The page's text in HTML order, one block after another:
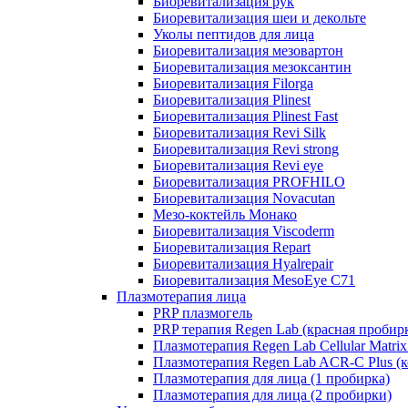
Биоревитализация шеи и декольте
Уколы пептидов для лица
Биоревитализация мезовартон
Биоревитализация мезоксантин
Биоревитализация Filorga
Биоревитализация Plinest
Биоревитализация Plinest Fast
Биоревитализация Revi Silk
Биоревитализация Revi strong
Биоревитализация Revi eye
Биоревитализация PROFHILO
Биоревитализация Novacutan
Мезо-коктейль Монако
Биоревитализация Viscoderm
Биоревитализация Repart
Биоревитализация Hyalrepair
Биоревитализация MesoEye C71
Плазмотерапия лица
PRP плазмогель
PRP терапия Regen Lab (красная
Плазмотерапия Regen Lab Cellular
Плазмотерапия Regen Lab ACR-C Plus
Плазмотерапия для лица (1 пробирка)
Плазмотерапия для лица (2 пробирки)